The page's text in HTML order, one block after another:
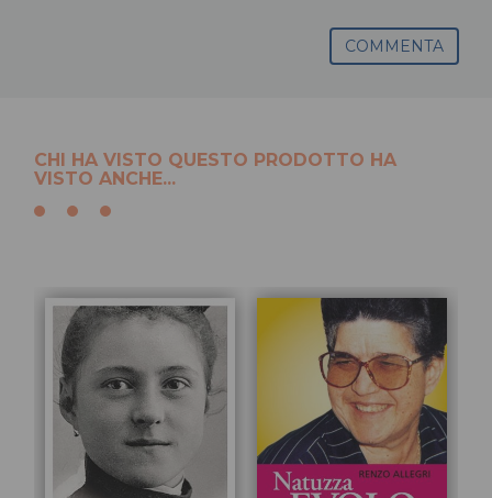
COMMENTA
CHI HA VISTO QUESTO PRODOTTO HA
VISTO ANCHE...